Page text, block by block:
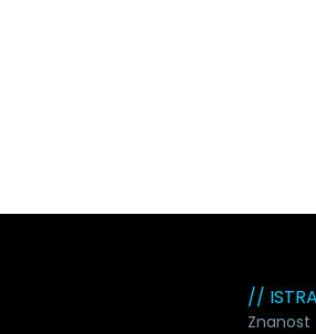
//
Znanost